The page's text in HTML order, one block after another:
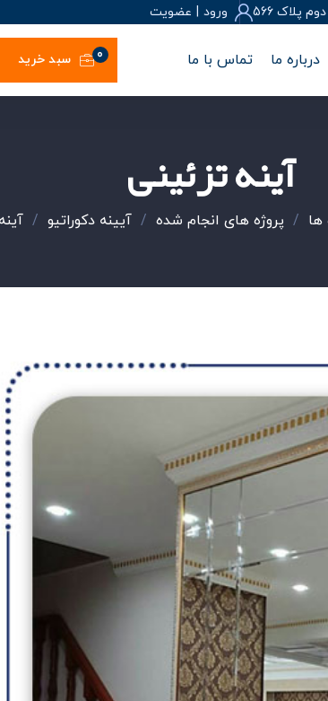
566 ورود | عضويت
درباره ما تماس با ما سبد خرید 0
آینه تزئینی
ها / پروژه های انجام شده / آیینه دکوراتیو /